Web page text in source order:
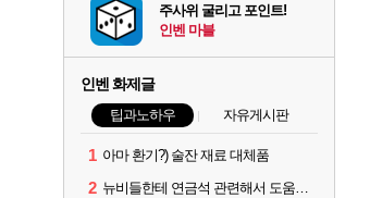
주사위 굴리고 포인트!
인벤 마블
인벤 화제글
팁과노하우 자유게시판
1 아마 환기?) 술잔 재료 대체품
2 뉴비들한테 연금석 관련해서 도움이 될까해서..(벨의심장 등)